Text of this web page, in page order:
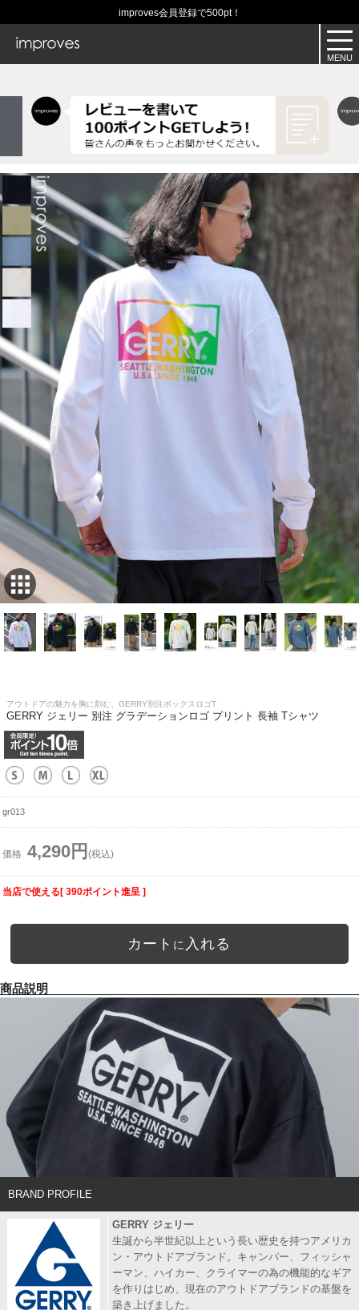
improves会員登録で500pt！
アウトドアの魅力を胸に刻む、GERRY別注ボックスロゴT
GERRY ジェリー 別注 グラデーションロゴ プリント 長袖 Tシャツ
gr013
価格 4,290円 (税込)
当店で使える[ 390ポイント進呈 ]
カート に 入れる
商品説明
BRAND PROFILE
GERRY ジェリー
生誕から半世紀以上という長い歴史を持つアメリカ
ン・アウトドアブランド。キャンパー、フィッシャ
ーマン、ハイカー、クライマーの為の機能的なギア
を作りはじめ、現在のアウトドアブランドの基盤を
築き上げました。